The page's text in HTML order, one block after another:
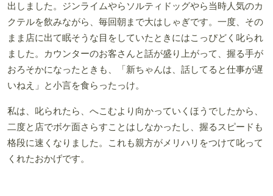
出しました。ジンライムやらソルティドッグやら当時人気のカ
クテルを飲みながら、毎回朝まで大はしゃぎです。一度、その
まま店に出て眠そうな目をしていたときにはこっぴどく叱られ
ました。カウンターのお客さんと話が盛り上がって、握る手が
おろそかになったときも、「新ちゃんは、話してると仕事が遅
いねえ」と小言を食らったっけ。
私は、叱られたら、へこむより向かっていくほうでしたから、
二度と店でボケ面さらすことはしなかったし、握るスピードも
格段に速くなりました。これも親方がメリハリをつけて叱って
くれたおかげです。